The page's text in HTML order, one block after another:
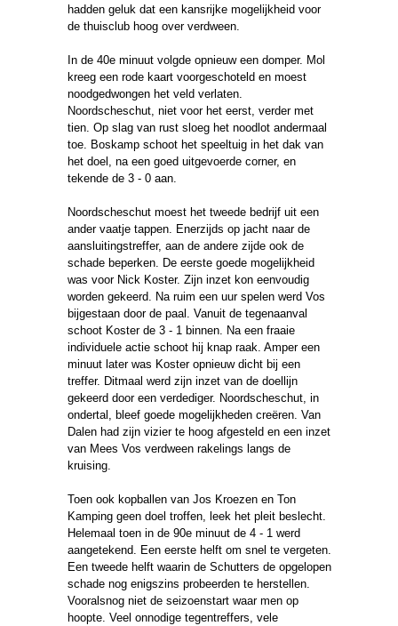
hadden geluk dat een kansrijke mogelijkheid voor
de thuisclub hoog over verdween.
In de 40e minuut volgde opnieuw een domper. Mol
kreeg een rode kaart voorgeschoteld en moest
noodgedwongen het veld verlaten.
Noordscheschut, niet voor het eerst, verder met
tien. Op slag van rust sloeg het noodlot andermaal
toe. Boskamp schoot het speeltuig in het dak van
het doel, na een goed uitgevoerde corner, en
tekende de 3 - 0 aan.
Noordscheschut moest het tweede bedrijf uit een
ander vaatje tappen. Enerzijds op jacht naar de
aansluitingstreffer, aan de andere zijde ook de
schade beperken. De eerste goede mogelijkheid
was voor Nick Koster. Zijn inzet kon eenvoudig
worden gekeerd. Na ruim een uur spelen werd Vos
bijgestaan door de paal. Vanuit de tegenaanval
schoot Koster de 3 - 1 binnen. Na een fraaie
individuele actie schoot hij knap raak. Amper een
minuut later was Koster opnieuw dicht bij een
treffer. Ditmaal werd zijn inzet van de doellijn
gekeerd door een verdediger. Noordscheschut, in
ondertal, bleef goede mogelijkheden creëren. Van
Dalen had zijn vizier te hoog afgesteld en een inzet
van Mees Vos verdween rakelings langs de
kruising.
Toen ook kopballen van Jos Kroezen en Ton
Kamping geen doel troffen, leek het pleit beslecht.
Helemaal toen in de 90e minuut de 4 - 1 werd
aangetekend. Een eerste helft om snel te vergeten.
Een tweede helft waarin de Schutters de opgelopen
schade nog enigszins probeerden te herstellen.
Vooralsnog niet de seizoenstart waar men op
hoopte. Veel onnodige tegentreffers, vele